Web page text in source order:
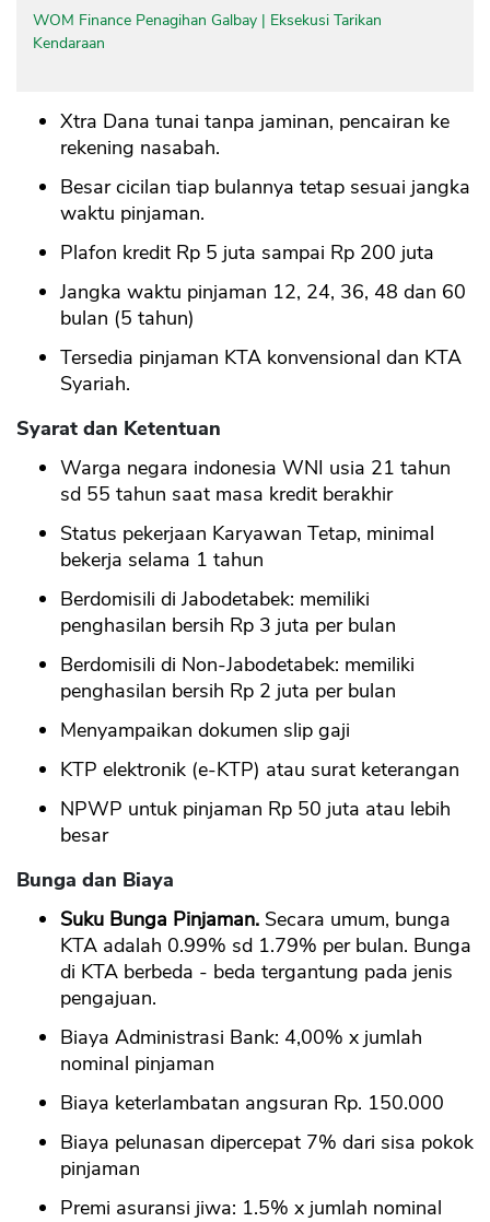
WOM Finance Penagihan Galbay | Eksekusi Tarikan
Kendaraan
Xtra Dana tunai tanpa jaminan, pencairan ke
rekening nasabah.
Besar cicilan tiap bulannya tetap sesuai jangka
waktu pinjaman.
Plafon kredit Rp 5 juta sampai Rp 200 juta
Jangka waktu pinjaman 12, 24, 36, 48 dan 60
bulan (5 tahun)
Tersedia pinjaman KTA konvensional dan KTA
Syariah.
Syarat dan Ketentuan
Warga negara indonesia WNI usia 21 tahun
sd 55 tahun saat masa kredit berakhir
Status pekerjaan Karyawan Tetap, minimal
bekerja selama 1 tahun
Berdomisili di Jabodetabek: memiliki
penghasilan bersih Rp 3 juta per bulan
Berdomisili di Non-Jabodetabek: memiliki
penghasilan bersih Rp 2 juta per bulan
Menyampaikan dokumen slip gaji
KTP elektronik (e-KTP) atau surat keterangan
NPWP untuk pinjaman Rp 50 juta atau lebih
besar
Bunga dan Biaya
Suku Bunga Pinjaman. Secara umum, bunga
KTA adalah 0.99% sd 1.79% per bulan. Bunga
di KTA berbeda - beda tergantung pada jenis
pengajuan.
Biaya Administrasi Bank: 4,00% x jumlah
nominal pinjaman
Biaya keterlambatan angsuran Rp. 150.000
Biaya pelunasan dipercepat 7% dari sisa pokok
pinjaman
Premi asuransi jiwa: 1.5% x jumlah nominal